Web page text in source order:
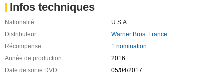
Infos techniques
Nationalité
U.S.A.
Distributeur
Warner Bros. France
Récompense
1 nomination
Année de production
2016
Date de sortie DVD
05/04/2017